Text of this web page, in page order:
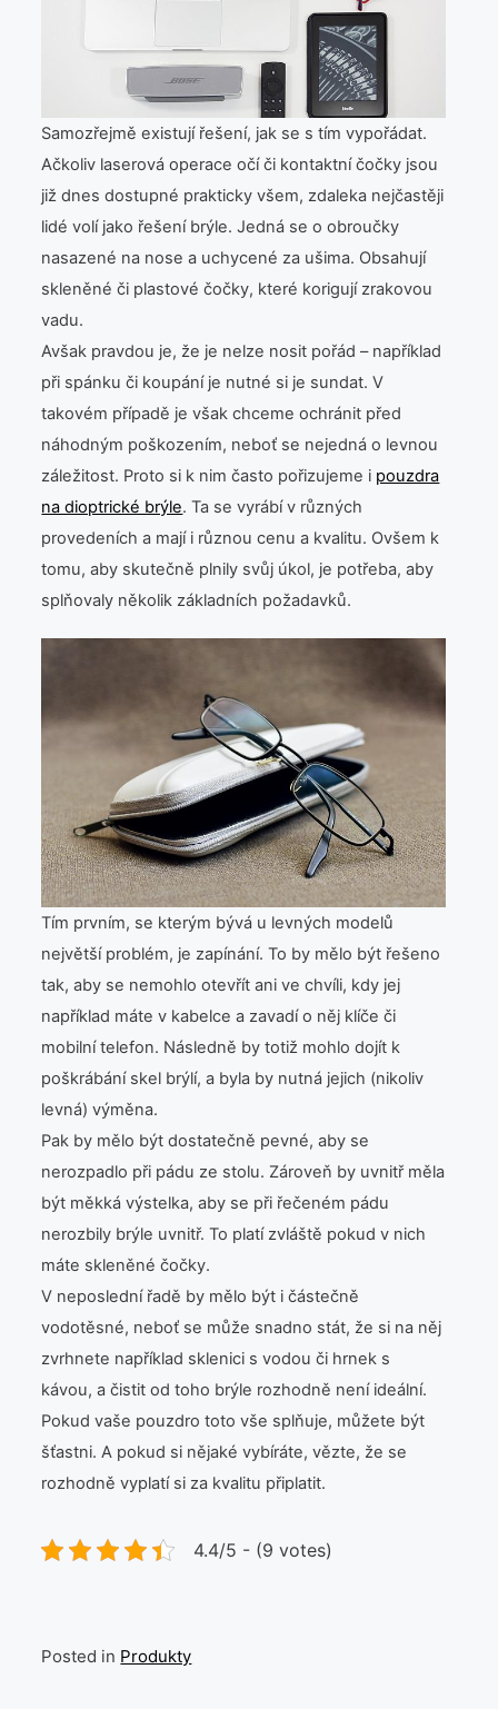
Samozřejmě existují řešení, jak se s tím vypořádat.
Ačkoliv laserová operace očí či kontaktní čočky jsou
již dnes dostupné prakticky všem, zdaleka nejčastěji
lidé volí jako řešení brýle. Jedná se o obroučky
nasazené na nose a uchycené za ušima. Obsahují
skleněné či plastové čočky, které korigují zrakovou
vadu.
Avšak pravdou je, že je nelze nosit pořád – například
při spánku či koupání je nutné si je sundat. V
takovém případě je však chceme ochránit před
náhodným poškozením, neboť se nejedná o levnou
záležitost. Proto si k nim často pořizujeme i pouzdra
na dioptrické brýle. Ta se vyrábí v různých
provedeních a mají i různou cenu a kvalitu. Ovšem k
tomu, aby skutečně plnily svůj úkol, je potřeba, aby
splňovaly několik základních požadavků.
Tím prvním, se kterým bývá u levných modelů
největší problém, je zapínání. To by mělo být řešeno
tak, aby se nemohlo otevřít ani ve chvíli, kdy jej
například máte v kabelce a zavadí o něj klíče či
mobilní telefon. Následně by totiž mohlo dojít k
poškrábání skel brýlí, a byla by nutná jejich (nikoliv
levná) výměna.
Pak by mělo být dostatečně pevné, aby se
nerozpadlo při pádu ze stolu. Zároveň by uvnitř měla
být měkká výstelka, aby se při řečeném pádu
nerozbily brýle uvnitř. To platí zvláště pokud v nich
máte skleněné čočky.
V neposlední řadě by mělo být i částečně
vodotěsné, neboť se může snadno stát, že si na něj
zvrhnete například sklenici s vodou či hrnek s
kávou, a čistit od toho brýle rozhodně není ideální.
Pokud vaše pouzdro toto vše splňuje, můžete být
šťastni. A pokud si nějaké vybíráte, vězte, že se
rozhodně vyplatí si za kvalitu připlatit.
4.4/5 - (9 votes)
Posted in Produkty